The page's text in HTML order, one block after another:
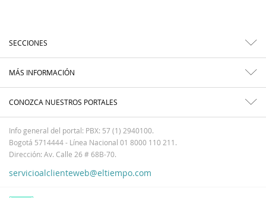
SECCIONES
MÁS INFORMACIÓN
CONOZCA NUESTROS PORTALES
Info general del portal: PBX: 57 (1) 2940100.
Bogotá 5714444 - Línea Nacional 01 8000 110 211.
Dirección: Av. Calle 26 # 68B-70.
servicioalclienteweb@eltiempo.com